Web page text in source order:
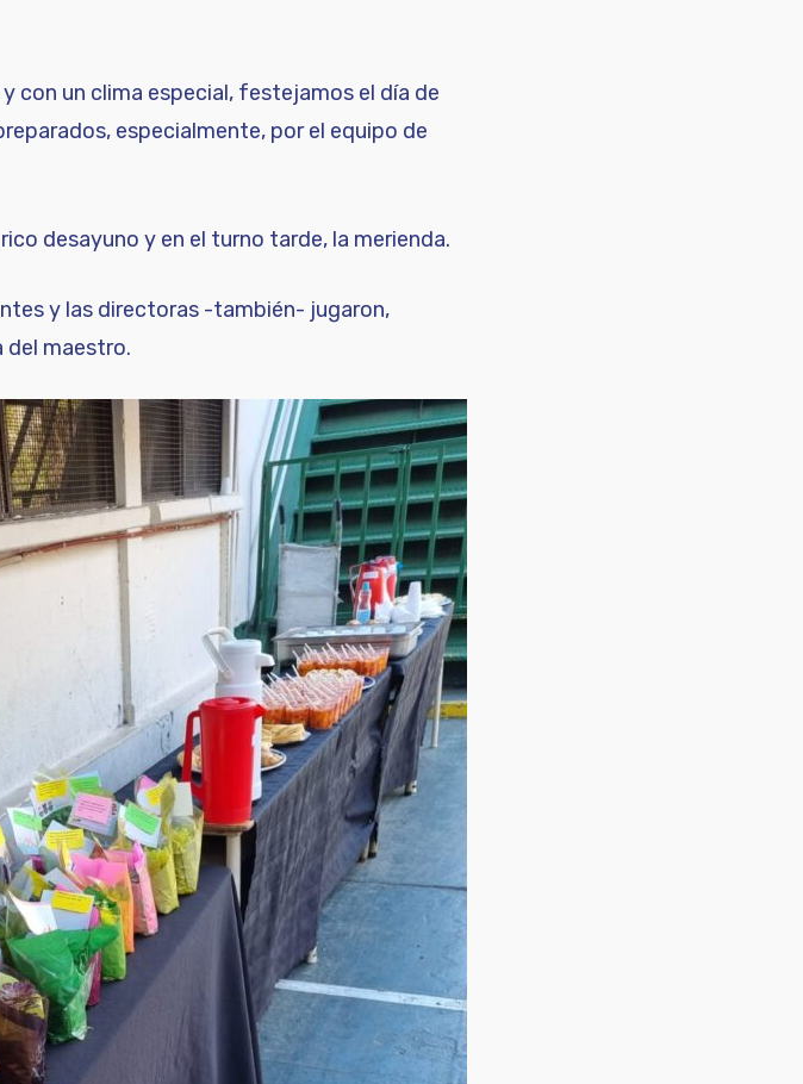
con un clima especial, festejamos el día de
especialmente, por el equipo de
desayuno y en el turno tarde, la merienda.
y las directoras -también- jugaron,
del maestro.